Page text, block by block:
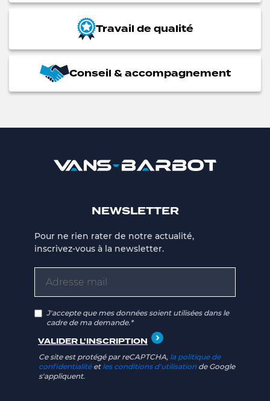
Travail de qualité
Conseil & accompagnement
NEWSLETTER
Pour ne rien rater de notre actualité,
inscrivez-vous à la newsletter.
J'accepte que mes données soient utilisées dans le
cadre de ma demande.*
Ce site est protégé par reCAPTCHA, la politique de
confidentialitéet les conditions d'utilisation de Google
s'appliquent.